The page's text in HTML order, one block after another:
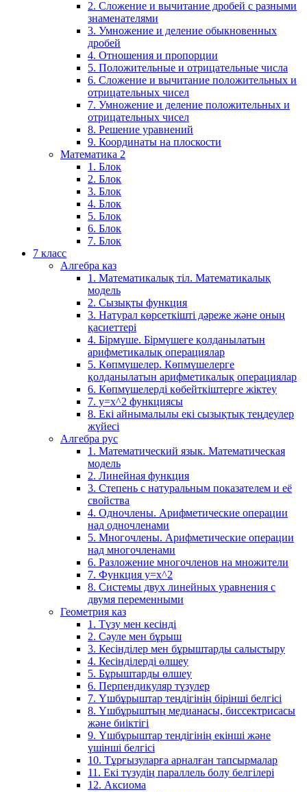
2. Сложение и вычитание дробей с разными
знаменателями
3. Умножение и деление обыкновенных
дробей
4. Отношения и пропорции
5. Положительные и отрицательные числа
6. Сложение и вычитание положительных и
отрицательных чисел
7. Умножение и деление положительных и
отрицательных чисел
8. Решение уравнений
9. Координаты на плоскости
Математика 2
1. Блок
2. Блок
3. Блок
4. Блок
5. Блок
6. Блок
7. Блок
7 класс
Алгебра каз
1. Математикалық тіл. Математикалық
модель
2. Сызықты функция
3. Натурал көрсеткішті дәреже және оның
қасиеттері
4. Бірмүше. Бірмүшеге қолданылатын
арифметикалық операциялар
5. Көпмүшелер. Көпмүшелерге
қолданылатын арифметикалық операциялар
6. Көпмүшелерді көбейткіштерге жіктеу
7. у=х^2 функциясы
8. Екі айнымалылы екі сызықтық теңдеулер
жүйесі
Алгебра рус
1. Математический язык. Математическая
модель
2. Линейная функция
3. Степень с натуральным показателем и её
свойства
4. Одночлены. Арифметические операции
над одночленами
5. Многочлены. Арифметические операции
над многочленами
6. Разложение многочленов на множители
7. Функция y=x^2
8. Системы двух линейных уравнения с
двумя переменными
Геометрия каз
1. Түзу мен кесінді
2. Сәуле мен бұрыш
3. Кесінділер мен бұрыштарды салыстыру
4. Кесінділерді өлшеу
5. Бұрыштарды өлшеу
6. Перпендикуляр түзулер
7. Үшбұрыштар теңдігінің бірінші белгісі
8. Үшбұрыштың медианасы, биссектрисасы
және биіктігі
9. Үшбұрыштар теңдігінің екінші және
үшінші белгісі
10. Тұрғызуларға арналған тапсырмалар
11. Екі түзудің параллель болу белгілері
12. Аксиома